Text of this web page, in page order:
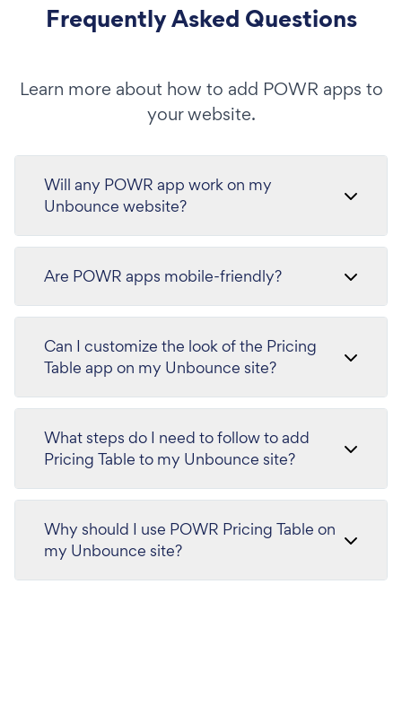
Frequently Asked Questions
Learn more about how to add POWR apps to
your website.
Will any POWR app work on my
Unbounce website?
Are POWR apps mobile-friendly?
Can I customize the look of the Pricing
Table app on my Unbounce site?
What steps do I need to follow to add
Pricing Table to my Unbounce site?
Why should I use POWR Pricing Table on
my Unbounce site?